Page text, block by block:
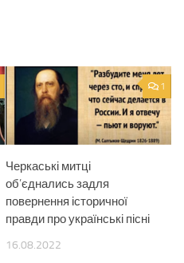
1
Черкаські митці
об’єднались задля
повернення історичної
правди про українські пісні
16.08.2022